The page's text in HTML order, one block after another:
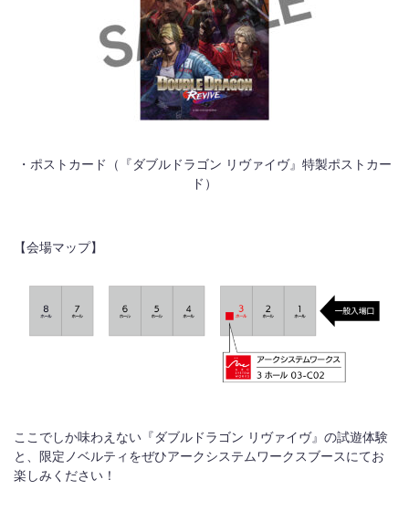
・ポストカード（『ダブルドラゴン リヴァイヴ』特製ポストカー
ド）
【会場マップ】
ここでしか味わえない『ダブルドラゴン リヴァイヴ』の試遊体験
と、限定ノベルティをぜひアークシステムワークスブースにてお
楽しみください！